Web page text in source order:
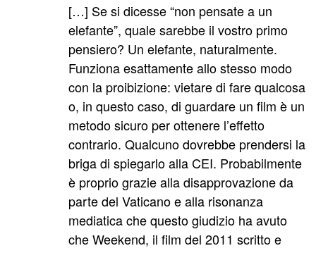
[…] Se si dicesse “non pensate a un
elefante”, quale sarebbe il vostro primo
pensiero? Un elefante, naturalmente.
Funziona esattamente allo stesso modo
con la proibizione: vietare di fare qualcosa
o, in questo caso, di guardare un film è un
metodo sicuro per ottenere l’effetto
contrario. Qualcuno dovrebbe prendersi la
briga di spiegarlo alla CEI. Probabilmente
è proprio grazie alla disapprovazione da
parte del Vaticano e alla risonanza
mediatica che questo giudizio ha avuto
che Weekend, il film del 2011 scritto e